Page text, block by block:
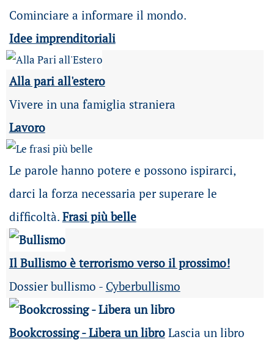
Cominciare a informare il mondo.
Idee imprenditoriali
Alla pari all'estero
Vivere in una famiglia straniera
Lavoro
Le parole hanno potere e possono ispirarci,
darci la forza necessaria per superare le
difficoltà. Frasi più belle
Il Bullismo è terrorismo verso il prossimo!
Dossier bullismo - Cyberbullismo
Bookcrossing - Libera un libroLascia un libro